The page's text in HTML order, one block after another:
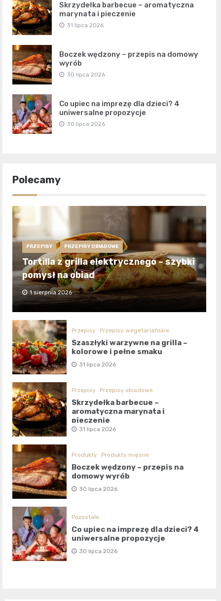
Skrzydełka barbecue – aromatyczna
marynata i pieczenie
31 lipca 2026
Boczek wędzony – przepis na domowy
wyrób
30 lipca 2026
Co upiec na imprezę dla dzieci? 4
uniwersalne propozycje
30 lipca 2026
Polecamy
PRZEPISY PRZEPISY OBIADOWE
Tortilla z grilla elektrycznego – szybki
pomysł na obiad
1 sierpnia 2026
Przepisy Przepisy wegetariańskie
Szaszłyki warzywne na grilla –
kolorowe i pełne smaku
31 lipca 2026
Przepisy Przepisy obiadowe
Skrzydełka barbecue –
aromatyczna marynata i
pieczenie
31 lipca 2026
Produkty Produkty mięsne
Boczek wędzony – przepis na
domowy wyrób
30 lipca 2026
Pozostałe
Co upiec na imprezę dla dzieci? 4
uniwersalne propozycje
30 lipca 2026